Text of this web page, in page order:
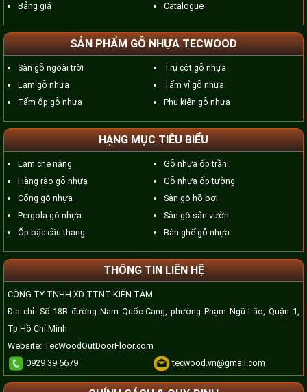
Bảng giá
Catalogue
SẢN PHẨM GỖ NHỰA TECWOOD
Sàn gỗ ngoài trời
Lam gỗ nhựa
Tấm ốp gỗ nhựa
Trụ cột gỗ nhựa
Tấm vỉ gỗ nhựa
Phụ kiện gỗ nhựa
HẠNG MỤC TIÊU BIỂU
Lam che nắng
Hàng rào gỗ nhựa
Cổng gỗ nhựa
Pergola gỗ nhựa
Ốp bậc cầu thang
Gỗ nhựa ốp trần
Gỗ nhựa ốp tường
Sàn gỗ hồ bơi
Sàn gỗ sân vườn
Bàn ghế gỗ nhựa
THÔNG TIN LIÊN HỆ
CÔNG TY TNHH XD TTNT KIẾN TÂM
Địa chỉ: Số 18B đường Nam Quốc Cang, phường Phạm Ngũ Lão, Quận 1,
Tp.Hồ Chí Minh
Website: TecWoodOutDoorFloor.com
0929 39 5679
tecwood.vn@gmail.com